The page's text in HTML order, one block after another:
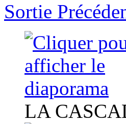
Sortie
LA